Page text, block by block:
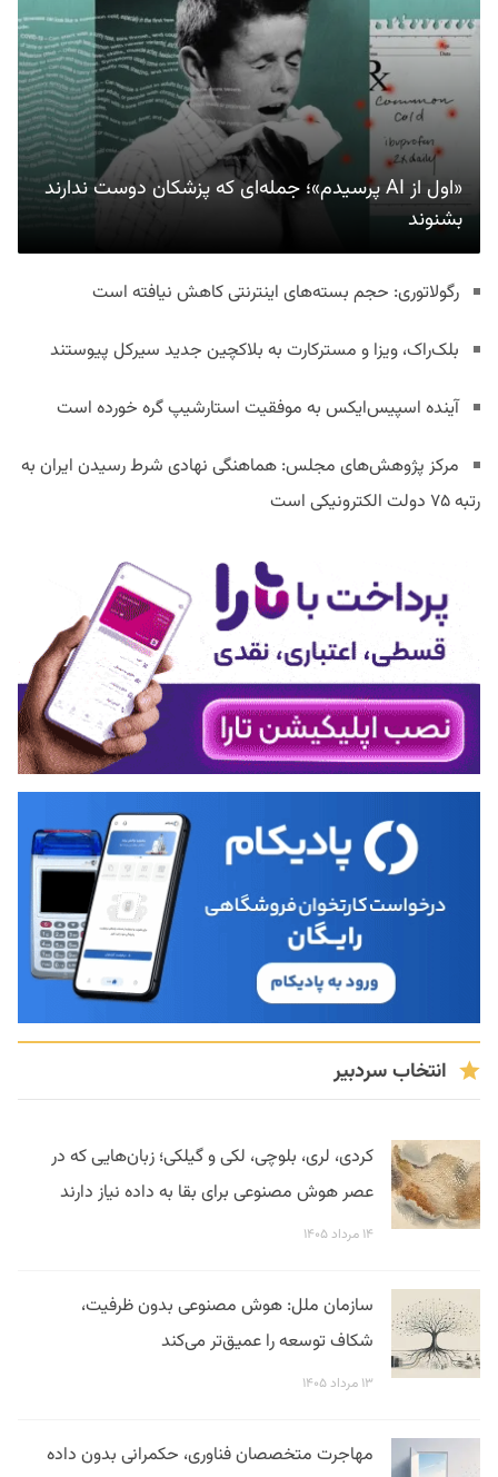
«اول از AI پرسیدم»؛ جمله‌ای که پزشکان دوست ندارند
بشنوند
رگولاتوری: حجم بسته‌های اینترنتی کاهش نیافته است
بلک‌راک، ویزا و مسترکارت به بلاکچین جدید سیرکل پیوستند
آینده اسپیس‌ایکس به موفقیت استارشیپ گره خورده است
مرکز پژوهش‌های مجلس: هماهنگی نهادی شرط رسیدن ایران به
رتبه ۷۵ دولت الکترونیکی است
انتخاب سردبیر
کردی، لری، بلوچی، لکی و گیلکی؛ زبان‌هایی که در
عصر هوش مصنوعی برای بقا به داده نیاز دارند
۱۴ مرداد ۱۴۰۵
سازمان ملل: هوش مصنوعی بدون ظرفیت،
شکاف توسعه را عمیق‌تر می‌کند
۱۳ مرداد ۱۴۰۵
مهاجرت متخصصان فناوری، حکمرانی بدون داده